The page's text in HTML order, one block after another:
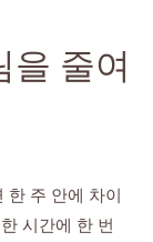
을 줄여
주 안에 차이
시간에 한 번